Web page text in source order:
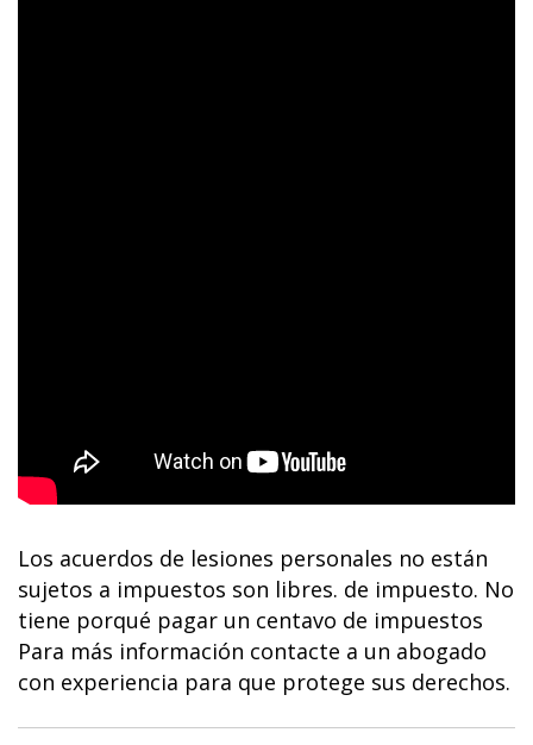
Los acuerdos de lesiones personales no están
sujetos a impuestos son libres. de impuesto. No
tiene porqué pagar un centavo de impuestos
Para más información contacte a un abogado
con experiencia para que protege sus derechos.